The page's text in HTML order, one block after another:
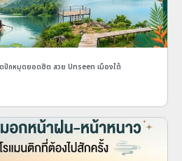
ปักหมุดยอดฮิต สวย Unseen เมืองใต้